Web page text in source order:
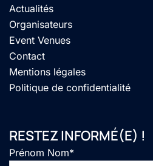
Actualités
Organisateurs
Event Venues
Contact
Mentions légales
Politique de confidentialité
RESTEZ INFORMÉ(E) !
Prénom Nom*